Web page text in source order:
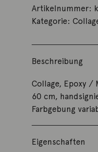
Artikelnummer:
Kategorie:
Beschreibung
Collage, Epoxy /
60 cm,
Farbgebung
Eigenschaften